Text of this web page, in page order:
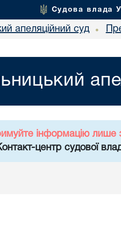
Судова влада
апеляційний суд •
інформацію лише
центр судової